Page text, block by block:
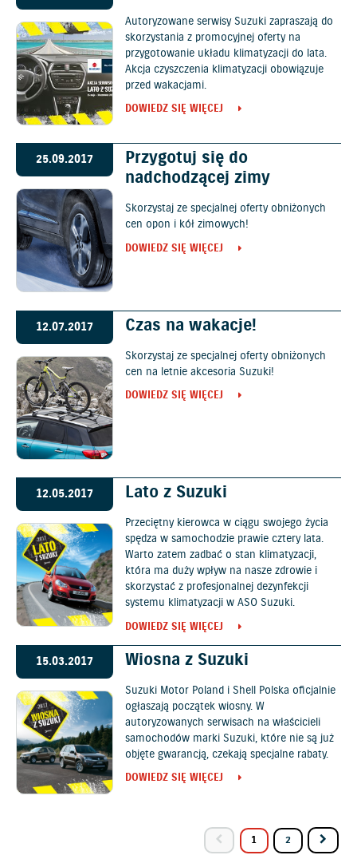
Autoryzowane serwisy Suzuki zapraszają do
skorzystania z promocyjnej oferty na
przygotowanie układu klimatyzacji do lata.
Akcja czyszczenia klimatyzacji obowiązuje
przed wakacjami.
DOWIEDZ SIĘ WIĘCEJ
25.09.2017
Przygotuj się do
nadchodzącej zimy
Skorzystaj ze specjalnej oferty obniżonych
cen opon i kół zimowych!
DOWIEDZ SIĘ WIĘCEJ
12.07.2017 Czas na wakacje!
Skorzystaj ze specjalnej oferty obniżonych
cen na letnie akcesoria Suzuki!
DOWIEDZ SIĘ WIĘCEJ
12.05.2017 Lato z Suzuki
Przeciętny kierowca w ciągu swojego życia
spędza w samochodzie prawie cztery lata.
Warto zatem zadbać o stan klimatyzacji,
która ma duży wpływ na nasze zdrowie i
skorzystać z profesjonalnej dezynfekcji
systemu klimatyzacji w ASO Suzuki.
DOWIEDZ SIĘ WIĘCEJ
15.03.2017 Wiosna z Suzuki
Suzuki Motor Poland i Shell Polska oficjalnie
ogłaszają początek wiosny. W
autoryzowanych serwisach na właścicieli
samochodów marki Suzuki, które nie są już
objęte gwarancją, czekają specjalne rabaty.
DOWIEDZ SIĘ WIĘCEJ
1 2